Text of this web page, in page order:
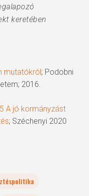
keretében
mutatókról; Podobni
2016.
A jó kormányzást
; Széchenyi 2020